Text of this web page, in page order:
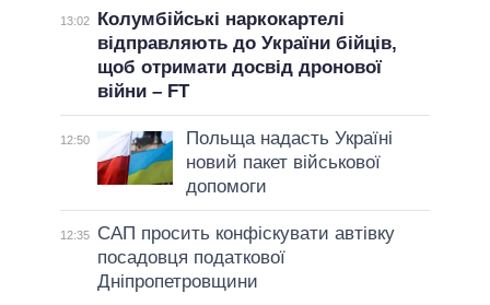
13:02
Колумбійські наркокартелі
відправляють до України бійців,
щоб отримати досвід дронової
війни – FT
12:50
Польща надасть Україні
новий пакет військової
допомоги
12:35
САП просить конфіскувати автівку
посадовця податкової
Дніпропетровщини